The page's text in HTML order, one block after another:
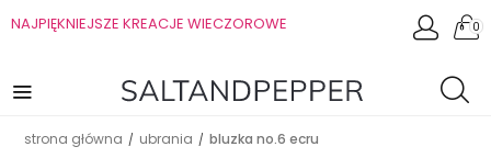
NAJPIĘKNIEJSZE KREACJE WIECZOROWE 0
strona główna / ubrania / bluzka no.6 ecru